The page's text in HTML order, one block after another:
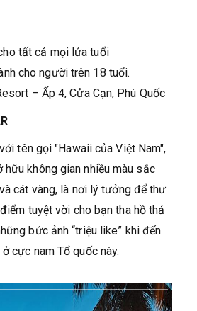
tất cả mọi lứa tuổi
cho người trên 18 tuổi.
– Ấp 4, Cửa Cạn, Phú Quốc
tên gọi "Hawaii của Việt Nam",
hữu không gian nhiều màu sắc
cát vàng, là nơi lý tưởng để thư
tuyệt vời cho bạn tha hồ thả
bức ảnh “triệu like” khi đến
cực nam Tổ quốc này.